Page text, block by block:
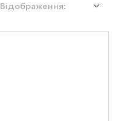
Відображення: